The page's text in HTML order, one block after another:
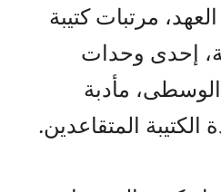
مرتبات كتيبة
الملكية، إحدى وحدات
مأدبة
الكتيبة المتقاعدين.